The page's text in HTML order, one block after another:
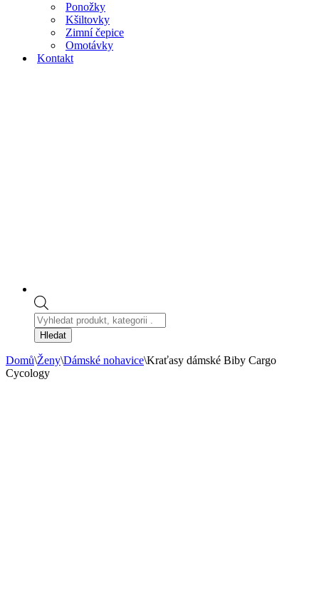
Ponožky
Kšiltovky
Zimní čepice
Omotávky
Kontakt
Products
search
Hledat
Domů\Ženy\Dámské nohavice\Kraťasy dámské Biby Cargo
Cycology